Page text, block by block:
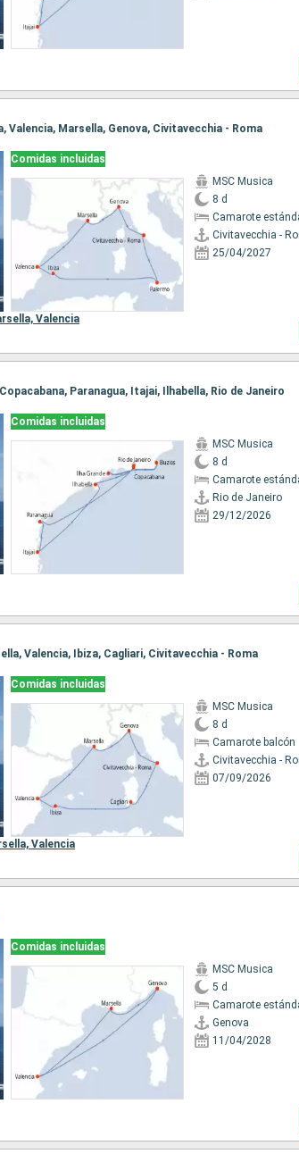
Valencia, Marsella, Genova, Civitavecchia - Roma
Comidas incluidas
MSC Musica
8 d
Camarote
Civitavecchia -
25/04/2027
Valencia
Paranagua, Itajai, Ilhabella, Rio de Janeiro
Comidas incluidas
MSC Musica
8 d
Camarote
Rio de Janeiro
29/12/2026
Valencia, Ibiza, Cagliari, Civitavecchia - Roma
Comidas incluidas
MSC Musica
8 d
Camarote balcón
Civitavecchia -
07/09/2026
Valencia
Comidas incluidas
MSC Musica
5 d
Camarote
Genova
11/04/2028